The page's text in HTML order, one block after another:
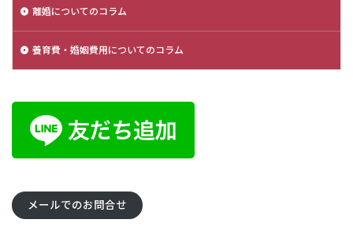
離婚についてのコラム
養育費・婚姻費用についてのコラム
メールでのお問合せ